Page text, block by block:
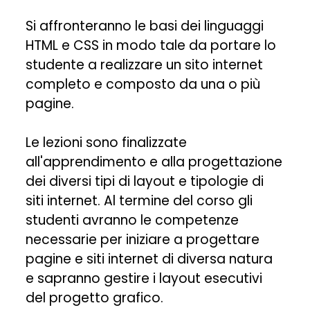
Si affronteranno le basi dei linguaggi
HTML e CSS in modo tale da portare lo
studente a realizzare un sito internet
completo e composto da una o più
pagine.
Le lezioni sono finalizzate
all'apprendimento e alla progettazione
dei diversi tipi di layout e tipologie di
siti internet. Al termine del corso gli
studenti avranno le competenze
necessarie per iniziare a progettare
pagine e siti internet di diversa natura
e sapranno gestire i layout esecutivi
del progetto grafico.